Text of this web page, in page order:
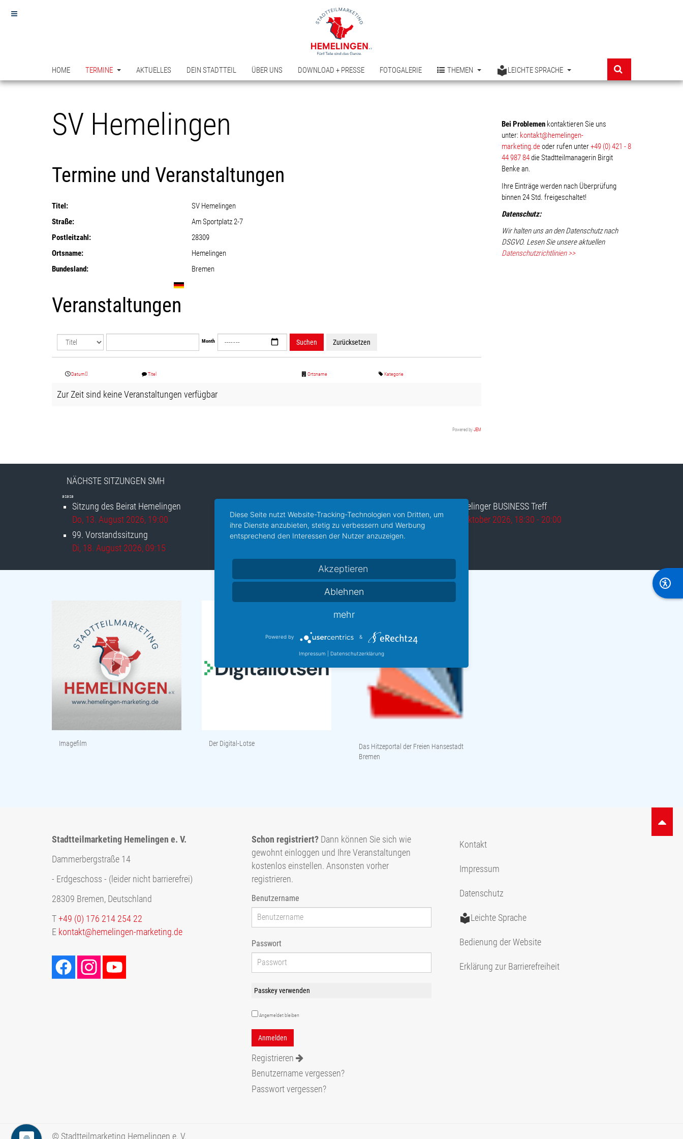
HOME TERMINE AKTUELLES DEIN STADTTEIL ÜBER UNS DOWNLOAD + PRESSE FOTOGALERIE THEMEN LEICHTE SPRACHE
SV Hemelingen
Termine und Veranstaltungen
Titel:
SV Hemelingen
Straße:
Am Sportplatz 2-7
Postleitzahl:
28309
Ortsname:
Hemelingen
Bundesland:
Bremen
Veranstaltungen
Month Suchen Zurücksetzen
Datum Titel Ortsname Kategorie
Zur Zeit sind keine Veranstaltungen verfügbar
Powered by JEM
Bei Problemen kontaktieren Sie uns
unter: kontakt@hemelingen-
marketing.deoder rufen unter+49 (0) 421 - 8
44 987 84die Stadtteilmanagerin Birgit
Benke an.
Ihre Einträge werden nach Überprüfung
binnen 24 Std. freigeschaltet!
Datenschutz:
Wir halten uns an den Datenschutz nach
DSGVO. Lesen Sie unsere aktuellen
Datenschutzrichtlinien >>
NÄCHSTE SITZUNGEN SMH
asasa
Sitzung des Beirat Hemelingen
Do, 13. August 2026, 19:00
99. Vorstandssitzung
Di, 18. August 2026, 09:15
Do, 10. September 2026, 19:00
Treffen AK Inklusion im Bremer...
9. Hemelinger BUSINESS Treff
Mi, 7. Oktober 2026, 18:30 - 20:00
Imagefilm Der Digital-Lotse
Das Hitzeportal der Freien Hansestadt
Bremen
Stadtteilmarketing Hemelingen e. V.
Dammerbergstraße 14
- Erdgeschoss - (leider nicht barrierefrei)
28309 Bremen, Deutschland
T +49 (0) 176 214 254 22
E kontakt@hemelingen-marketing.de
Schon registriert? Dann können Sie sich wie
gewohnt einloggen und Ihre Veranstaltungen
kostenlos einstellen. Ansonsten vorher
registrieren.
Benutzername
Passwort
Passkey verwenden
Angemeldet bleiben
Registrieren
Benutzername vergessen?
Passwort vergessen?
Kontakt
Impressum
Datenschutz
Leichte Sprache
Bedienung der Website
Erklärung zur Barrierefreiheit
© Stadtteilmarketing Hemelingen e. V.
Diese Seite nutzt Website-Tracking-Technologien von Dritten, um
ihre Dienste anzubieten, stetig zu verbessern und Werbung
entsprechend den Interessen der Nutzer anzuzeigen.
Akzeptieren
Ablehnen
mehr
Powered by &
Impressum Datenschutzerklärung